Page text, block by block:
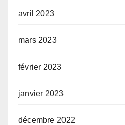
avril 2023
mars 2023
février 2023
janvier 2023
décembre 2022